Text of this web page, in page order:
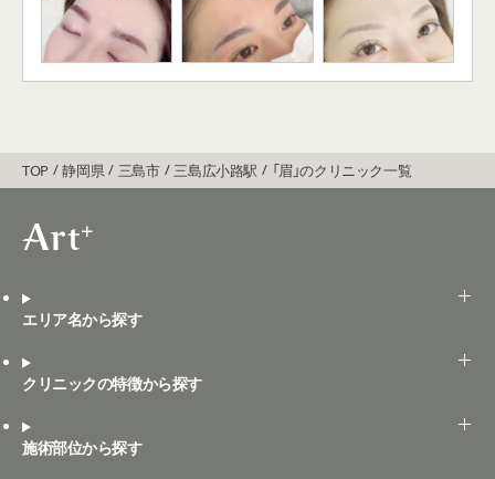
TOP 静岡県 三島市 三島広小路駅 「眉」のクリニック一覧
エリア名から探す
クリニックの特徴から探す
施術部位から探す